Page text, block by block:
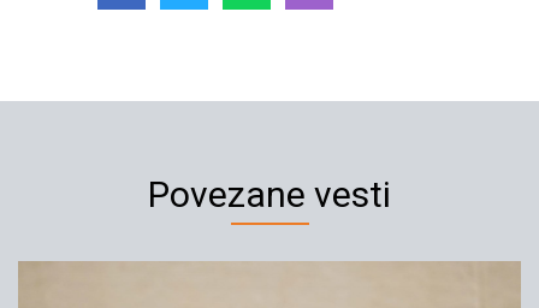
Povezane vesti